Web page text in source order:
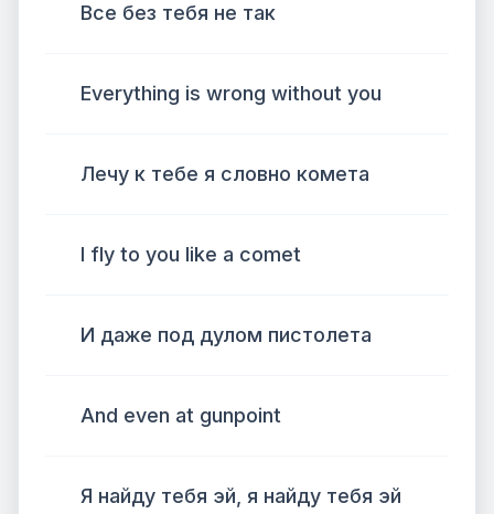
Все без тебя не так
Everything is wrong without you
Лечу к тебе я словно комета
I fly to you like a comet
И даже под дулом пистолета
And even at gunpoint
Я найду тебя эй, я найду тебя эй